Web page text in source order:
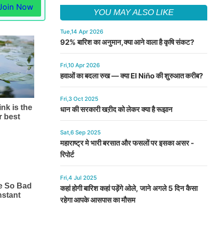
Now
YOU MAY ALSO LIKE
Tue,14 Apr 2026
92% बारिश का अनुमान,क्या आने वाला है कृषि संकट?
Fri,10 Apr 2026
हवाओं का बदला रुख — क्या El Niño की शुरुआत करीब?
Fri,3 Oct 2025
धान की सरकारी खऱीद को लेकर क्या है रूझान
Sat,6 Sep 2025
महाराष्ट्र मे भारी बरसात और फसलों पर इसका असर -
रिपोर्ट
Fri,4 Jul 2025
कहां होगी बारिश कहां पड़ेंगे ओले, जाने अगले 5 दिन कैसा
रहेगा आपके आसपास का मौसम